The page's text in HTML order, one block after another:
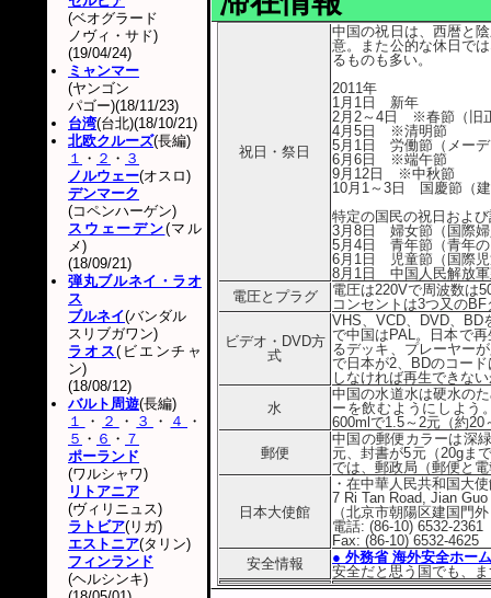
祝日・祭日
中国の祝日は、西暦と
意。また公的な休日で
るものも多い。
2011年
1月1日 新年
2月2～4日 ※春節（旧
4月5日 ※清明節
5月1日 労働節（メー
6月6日 ※端午節
9月12日 ※中秋節
10月1～3日 国慶節（
特定の国民の祝日およ
3月8日 婦女節（国際婦
5月4日 青年節（青年
6月1日 児童節（国際児
8月1日 中国人民解放軍
電圧とプラグ
電圧は220Vで周波数は
コンセントは3つ又の
ビデオ・DVD方
式
VHS、VCD、DVD、BD
で中国はPAL。日本で
るデッキ、プレーヤー
で日本が2、BDのコー
しなければ再生できな
水
中国の水道水は硬水の
ーを飲むようにしよう
600mlで1.5～2元（約20
郵便
中国の郵便カラーは深
元、封書が5元（20gま
では、郵政局（郵便と
日本大使館
・在中華人民共和国大
7 Ri Tan Road, Jian
（北京市朝陽区建国門
電話: (86-10) 6532-2361
Fax: (86-10) 6532-4625
安全情報
● 外務省 海外安全ホー
安全だと思う国でも、
(ベオグラード
ノヴィ・サド)
(19/04/24)
ミャンマー
(ヤンゴン
パゴー)(18/11/23)
台湾(台北)(18/10/21)
北欧クルーズ(長編)
１ ・ ２ ・ ３
ノルウェー(オスロ)
デンマーク
(コペンハーゲン)
スウェーデン(マル
メ)
(18/09/21)
弾丸ブルネイ・ラオ
ス
ブルネイ(バンダル
スリブガワン)
ラオス(ビエンチャ
ン)
(18/08/12)
バルト周遊(長編)
１
・ ２ ・ ３ ・ ４
・
５ ・ ６ ・ ７
ポーランド
(ワルシャワ)
リトアニア
(ヴィリニュス)
ラトビア(リガ)
エストニア(タリン)
フィンランド
(ヘルシンキ)